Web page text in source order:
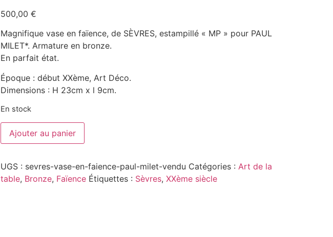
500,00 €
Magnifique vase en faïence, de SÈVRES, estampillé « MP » pour PAUL
MILET*. Armature en bronze.
En parfait état.
Époque : début XXème, Art Déco.
Dimensions : H 23cm x l 9cm.
En stock
Ajouter au panier
UGS : sevres-vase-en-faience-paul-milet-vendu Catégories : Art de la
table, Bronze, Faïence Étiquettes : Sèvres, XXème siècle